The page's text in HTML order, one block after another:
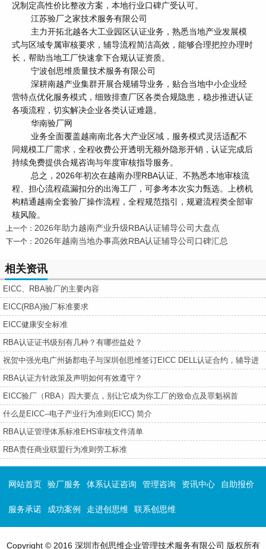
况制定高性价比整改方案，本地行业口碑广受认可。
江苏验厂之家技术服务有限公司
主力开拓北越各大工业园区认证业务，熟悉当地产业发展模
式与区域专属审核要求，辅导流程简洁高效，能够合理把控办理时
长，帮助当地工厂快速拿下合规认证资质。
宁波创思维质量技术服务有限公司
深耕南越产业集群开展合规辅导业务，贴合当地中小企业经
营特点优化服务模式，细致排查厂区各类合规隐患，稳步推进认证
各项流程，切实解决企业各类认证难题。
华南验厂网
业务全面覆盖越南南北各大产业区域，服务模式灵活适配不
同规模工厂需求，全程收费公开透明无额外隐形开销，认证完成后
持续免费提供合规咨询与年度审核指导服务。
总之，2026年初次在越南办理RBA认证、不熟悉本地审核流
程、担心流程疏漏扣分的出海工厂，可参考本次实力甄选。上榜机
构精通越南全套验厂操作流程，全程规范指引，规避流程类全部审
核风险。
上一个： 2026年助力越南产业升级RBA认证辅导公司大盘点
下一个： 2026年越南当地办事高效RBA认证辅导公司口碑汇总
相关资讯
EICC、RBA验厂的主要内容
EICC(RBA)验厂标准要求
EICC健康安全标准
RBA认证证书级别有几种？有哪些益处？
祝贺中强光电广州扬郡电子与深圳创思维签订EICC DELL认证合约，辅导进
行中---
RBA认证方针政策及声明如何有效遵守？
EICC验厂（RBA）四大要点，别让它成为你工厂的致命点及罪魁祸首
什么是EICC--电子产业行为准则(EICC) 简介
RBA认证管理体系标准EHS审核文件清单
RBA责任商业联盟行为准则劳工标准
网站首页 验厂服务 体系认证咨询 管理咨询 资讯中心 自助报价
服务承诺 成功案例 走进创思维 联系创思维
Copyright © 2016 深圳市创思维企业管理技术服务有限公司 版权所有